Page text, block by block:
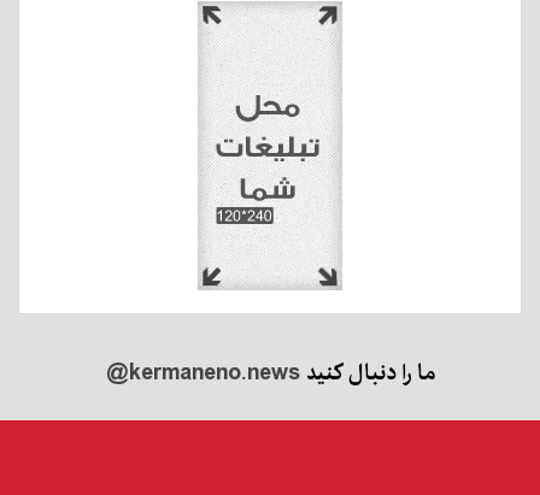
ما را دنبال کنید@kermaneno.news